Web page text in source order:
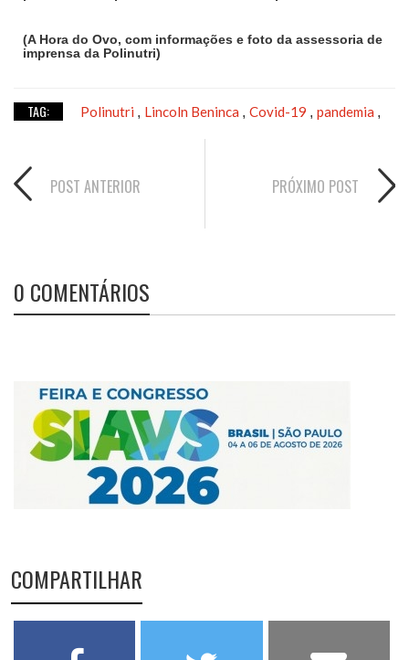
(A Hora do Ovo, com informações e foto da assessoria de
imprensa da Polinutri)
TAG: Polinutri , Lincoln Beninca , Covid-19 , pandemia ,
POST ANTERIOR PRÓXIMO POST
0 COMENTÁRIOS
COMPARTILHAR